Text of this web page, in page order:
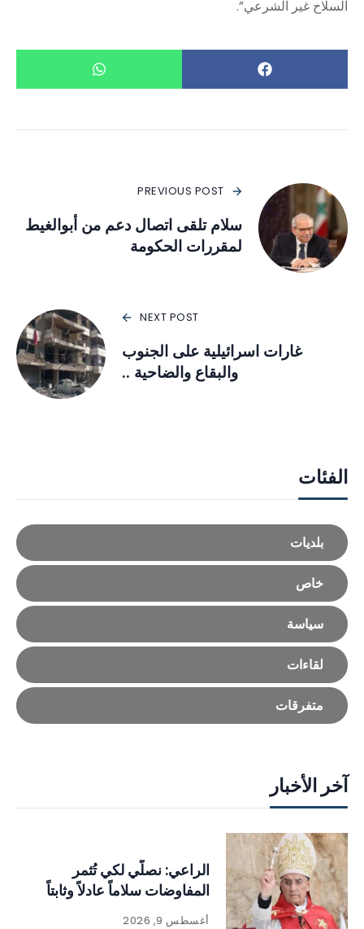
السلاح غير الشرعي”.
PREVIOUS POST
سلام تلقى اتصال دعم من أبوالغيط
لمقررات الحكومة
NEXT POST
غارات اسرائيلية على الجنوب
والبقاع والضاحية ..
الفئات
بلديات
خاص
سياسة
لقاءات
متفرقات
آخر الأخبار
الراعي: نصلّي لكي تُثمر
المفاوضات سلاماً عادلاً وثابتاً
أغسطس 9, 2026